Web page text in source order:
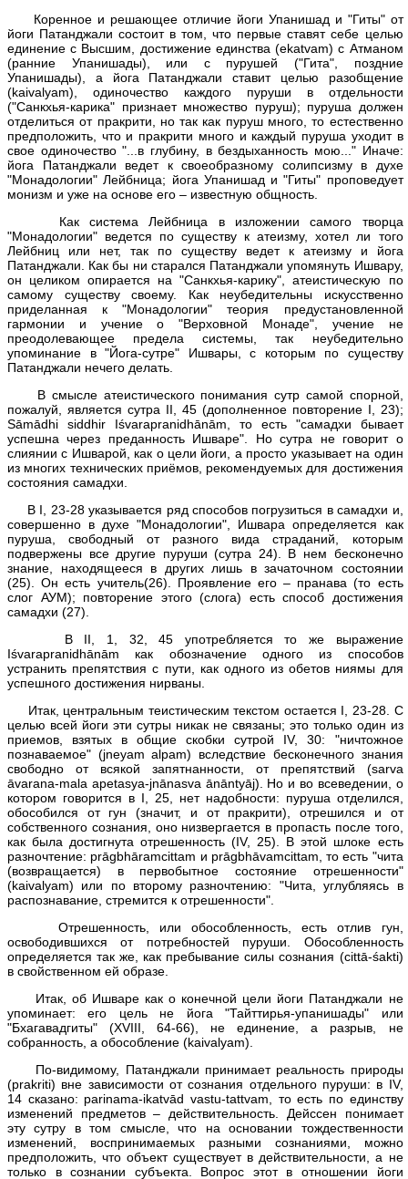
Коренное и решающее отличие йоги Упанишад и "Гиты" от
йоги Патанджали состоит в том, что первые ставят себе целью
единение с Высшим, достижение единства (ekatvam) с Атманом
(ранние Упанишады), или с пурушей ("Гита", поздние
Упанишады), а йога Патанджали ставит целью разобщение
(kaivalyam), одиночество каждого пуруши в отдельности
("Санкхья-карика" признает множество пуруш); пуруша должен
отделиться от пракрити, но так как пуруш много, то естественно
предположить, что и пракрити много и каждый пуруша уходит в
свое одиночество "...в глубину, в бездыханность мою..." Иначе:
йога Патанджали ведет к своеобразному солипсизму в духе
"Монадологии" Лейбница; йога Упанишад и "Гиты" проповедует
монизм и уже на основе его – известную общность.
Как система Лейбница в изложении самого творца
"Монадологии" ведется по существу к атеизму, хотел ли того
Лейбниц или нет, так по существу ведет к атеизму и йога
Патанджали. Как бы ни старался Патанджали упомянуть Ишвару,
он целиком опирается на "Санкхья-карику", атеистическую по
самому существу своему. Как неубедительны искусственно
приделанная к "Монадологии" теория предустановленной
гармонии и учение о "Верховной Монаде", учение не
преодолевающее предела системы, так неубедительно
упоминание в "Йога-сутре" Ишвары, с которым по существу
Патанджали нечего делать.
В смысле атеистического понимания сутр самой спорной,
пожалуй, является сутра II, 45 (дополненное повторение I, 23);
Sāmādhi siddhir Iśvarapranidhānām, то есть "самадхи бывает
успешна через преданность Ишваре". Но сутра не говорит о
слиянии с Ишварой, как о цели йоги, а просто указывает на один
из многих технических приёмов, рекомендуемых для достижения
состояния самадхи.
В I, 23-28 указывается ряд способов погрузиться в самадхи и,
совершенно в духе "Монадологии", Ишвара определяется как
пуруша, свободный от разного вида страданий, которым
подвержены все другие пуруши (сутра 24). В нем бесконечно
знание, находящееся в других лишь в зачаточном состоянии
(25). Он есть учитель(26). Проявление его – пранава (то есть
слог АУМ); повторение этого (слога) есть способ достижения
самадхи (27).
В II, 1, 32, 45 употребляется то же выражение
Iśvarapranidhānām как обозначение одного из способов
устранить препятствия с пути, как одного из обетов ниямы для
успешного достижения нирваны.
Итак, центральным теистическим текстом остается I, 23-28. С
целью всей йоги эти сутры никак не связаны; это только один из
приемов, взятых в общие скобки сутрой IV, 30: "ничтожное
познаваемое" (jneyam alpam) вследствие бесконечного знания
свободно от всякой запятнанности, от препятствий (sarva
āvarana-mala apetasya-jnānasva ānāntyāj). Но и во всеведении, о
котором говорится в I, 25, нет надобности: пуруша отделился,
обособился от гун (значит, и от пракрити), отрешился и от
собственного сознания, оно низвергается в пропасть после того,
как была достигнута отрешенность (IV, 25). В этой шлоке есть
разночтение: prāgbhāramcittam и prāgbhāvamcittam, то есть "чита
(возвращается) в первобытное состояние отрешенности"
(kaivalyam) или по второму разночтению: "Чита, углубляясь в
распознавание, стремится к отрешенности".
Отрешенность, или обособленность, есть отлив гун,
освободившихся от потребностей пуруши. Обособленность
определяется так же, как пребывание силы сознания (cittā-śakti)
в свойственном ей образе.
Итак, об Ишваре как о конечной цели йоги Патанджали не
упоминает: его цель не йога "Тайттирья-упанишады" или
"Бхагавадгиты" (XVIII, 64-66), не единение, а разрыв, не
собранность, а обособление (kaivalyam).
По-видимому, Патанджали принимает реальность природы
(prakriti) вне зависимости от сознания отдельного пуруши: в IV,
14 сказано: parinama-ikatvād vastu-tattvam, то есть по единству
изменений предметов – действительность. Дейссен понимает
эту сутру в том смысле, что на основании тождественности
изменений, воспринимаемых разными сознаниями, можно
предположить, что объект существует в действительности, а не
только в сознании субъекта. Вопрос этот в отношении йоги